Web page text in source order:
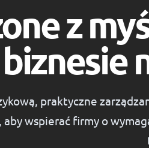
z
biznesie
praktyczne
wspierać firmy o